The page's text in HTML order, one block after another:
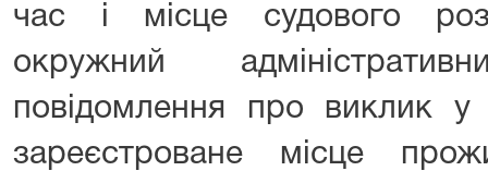
час і місце судового
окружний
повідомлення про виклик у
зареєстроване місце